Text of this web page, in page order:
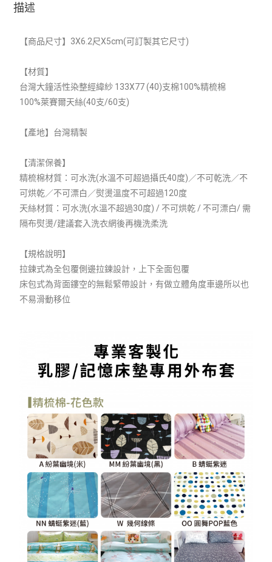
描述
【商品尺寸】3X6.2尺X5cm(可訂製其它尺寸)
【材質】
台灣大鐘活性染整經緯紗 133X77 (40)支棉100%精梳棉
100%萊賽爾天絲(40支/60支)
【產地】台灣精製
【清潔保養】
精梳棉材質：可水洗(水溫不可超過攝氏40度)／不可乾洗／不
可烘乾／不可漂白／熨燙溫度不可超過120度
天絲材質：可水洗(水溫不超過30度) / 不可烘乾 / 不可漂白/ 需
隔布熨燙/建議套入洗衣網後再機洗柔洗
【規格說明】
拉鍊式為全包覆側邊拉鍊設計，上下全面包覆
床包式為背面鏤空的無鬆緊帶設計，有做立體角度車邊所以也
不易滑動移位